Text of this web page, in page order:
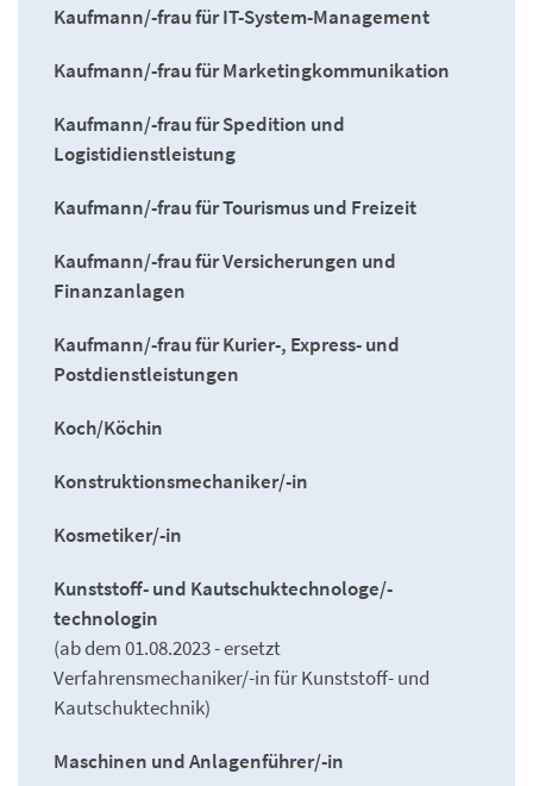
Kaufmann/-frau für IT-System-Management
Kaufmann/-frau für Marketingkommunikation
Kaufmann/-frau für Spedition und
Logistidienstleistung
Kaufmann/-frau für Tourismus und Freizeit
Kaufmann/-frau für Versicherungen und
Finanzanlagen
Kaufmann/-frau für Kurier-, Express- und
Postdienstleistungen
Koch/Köchin
Konstruktionsmechaniker/-in
Kosmetiker/-in
Kunststoff- und Kautschuktechnologe/-
technologin
(ab dem 01.08.2023 - ersetzt
Verfahrensmechaniker/-in für Kunststoff- und
Kautschuktechnik)
Maschinen und Anlagenführer/-in